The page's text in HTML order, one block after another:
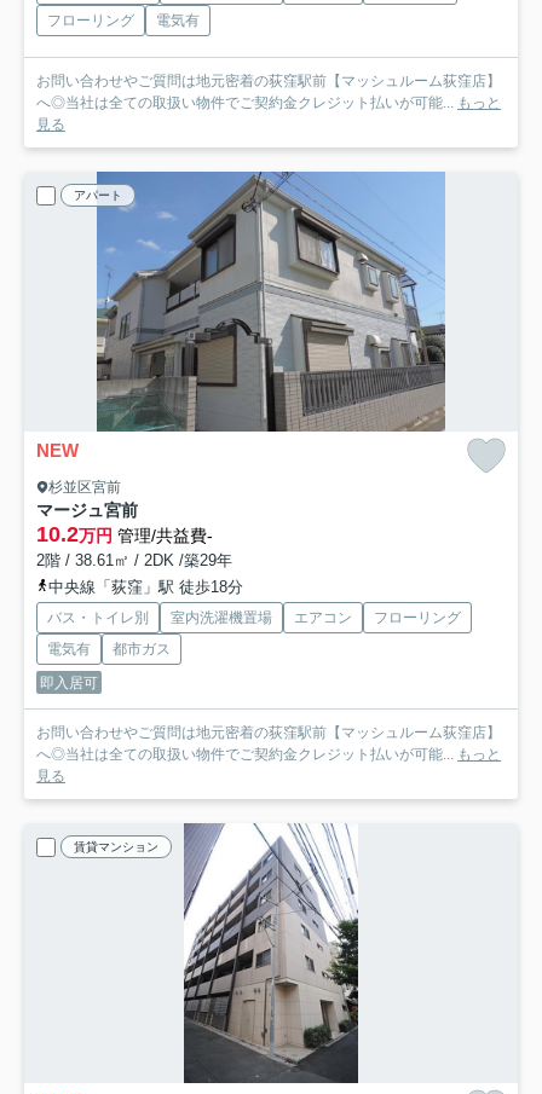
フローリング 電気有
お問い合わせやご質問は地元密着の荻窪駅前【マッシュルーム荻窪店】
へ◎当社は全ての取扱い物件でご契約金クレジット払いが可能... もっと
見る
アパート
NEW
杉並区宮前
マージュ宮前
10.2万円 管理/共益費-
2階 / 38.61㎡ / 2DK /築29年
中央線「荻窪」駅 徒歩18分
バス・トイレ別 室内洗濯機置場 エアコン
フローリング
電気有
都市ガス
即入居可
お問い合わせやご質問は地元密着の荻窪駅前【マッシュルーム荻窪店】
へ◎当社は全ての取扱い物件でご契約金クレジット払いが可能... もっと
見る
賃貸マンション